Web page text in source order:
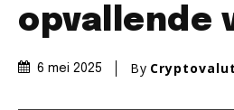
opvallende
6 mei 2025 By